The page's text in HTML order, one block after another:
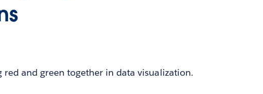
red and green together in data visualization.